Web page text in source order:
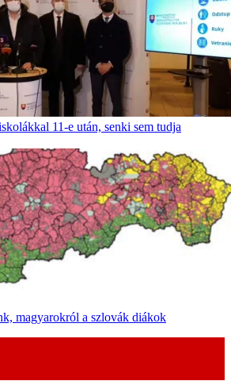
11-e után, senki sem tudja
magyarokról a szlovák diákok